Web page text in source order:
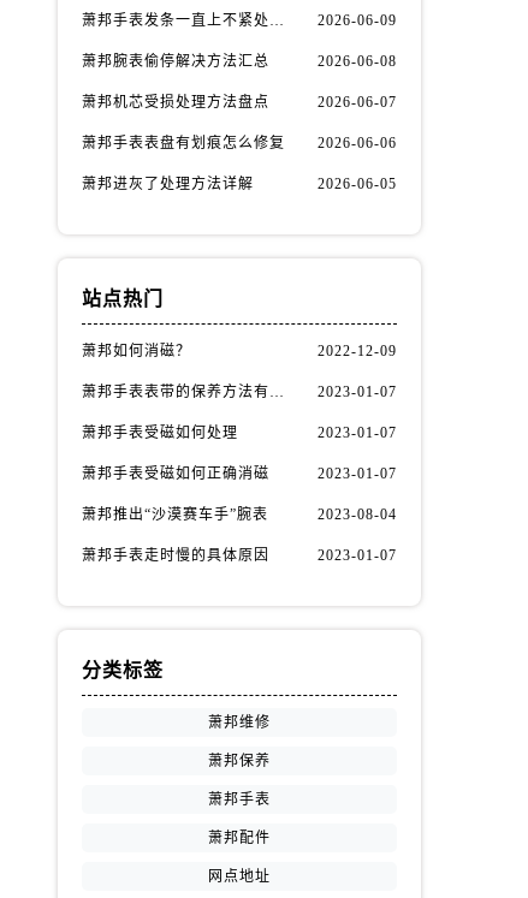
萧邦手表发条一直上不紧处理办法推荐 2026-06-09
萧邦腕表偷停解决方法汇总 2026-06-08
萧邦机芯受损处理方法盘点 2026-06-07
萧邦手表表盘有划痕怎么修复 2026-06-06
萧邦进灰了处理方法详解 2026-06-05
站点热门
萧邦如何消磁？ 2022-12-09
萧邦手表表带的保养方法有哪些？ 2023-01-07
萧邦手表受磁如何处理 2023-01-07
萧邦手表受磁如何正确消磁 2023-01-07
萧邦推出“沙漠赛车手”腕表 2023-08-04
萧邦手表走时慢的具体原因 2023-01-07
分类标签
萧邦维修
萧邦保养
萧邦手表
萧邦配件
网点地址